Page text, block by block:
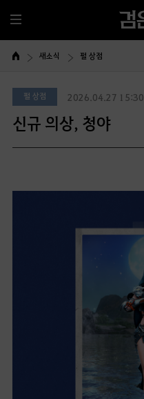
전
체
메
새소식 펄 상점
펄 상점 2026.04.27 15:30
신규 의상, 청야